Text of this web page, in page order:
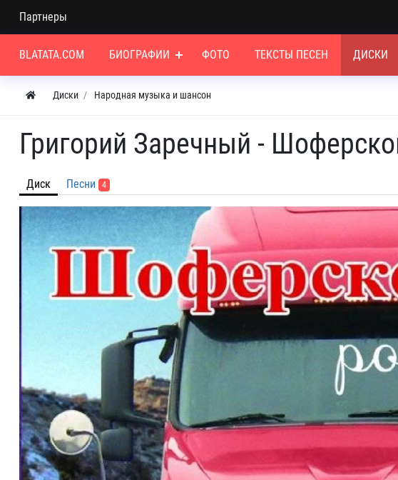
Партнеры
BLATATA.COM БИОГРАФИИ ФОТО ТЕКСТЫ ПЕСЕН ДИСКИ
Диски Народная музыка и шансон
Григорий Заречный -
Диск Песни 4